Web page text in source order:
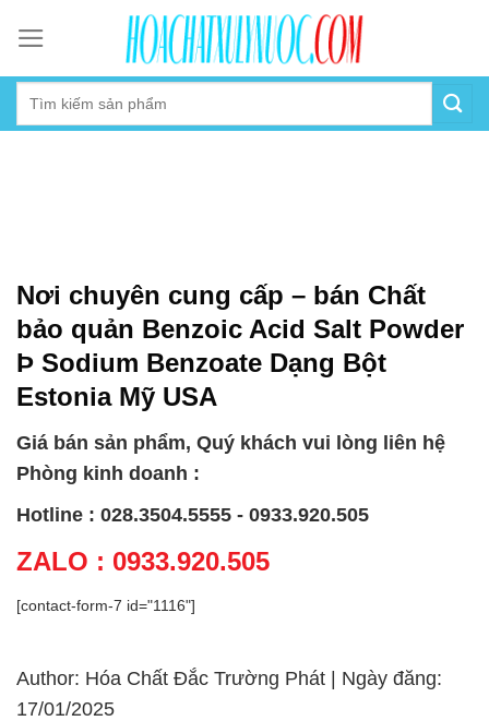
content
Nơi chuyên cung cấp – bán Chất
bảo quản Benzoic Acid Salt Powder
Þ Sodium Benzoate Dạng Bột
Estonia Mỹ USA
Giá bán sản phẩm, Quý khách vui lòng liên hệ
Phòng kinh doanh :
Hotline : 028.3504.5555 - 0933.920.505
ZALO : 0933.920.505
[contact-form-7 id="1116"]
Author: Hóa Chất Đắc Trường Phát | Ngày đăng:
17/01/2025